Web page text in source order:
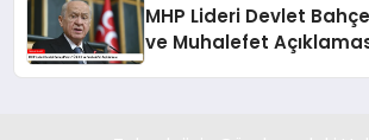
MHP Lideri Devlet
ve Muhalefet